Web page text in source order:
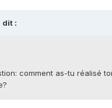
dit :
comment as-tu réalisé